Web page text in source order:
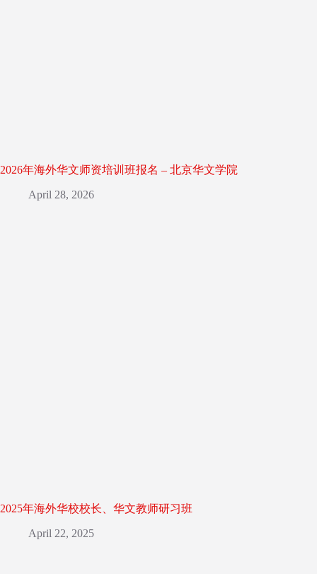
2026年海外华文师资培训班报名 – 北京华文学院
April 28, 2026
2025年海外华校校长、华文教师研习班
April 22, 2025